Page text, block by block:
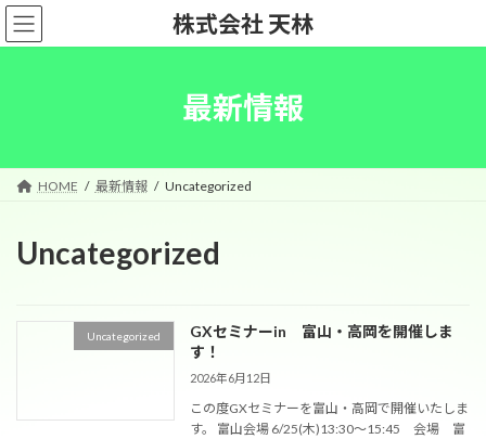
コ
ン
ナ
ビ
株式会社 天林
最新情報
HOME 最新情報 Uncategorized
Uncategorized
Uncategorized
GXセミナーin 富山・高岡を開催しま
す！
2026年6月12日
この度GXセミナーを富山・高岡で開催いたしま
す。 富山会場 6/25(木)13:30〜15:45 会場 富